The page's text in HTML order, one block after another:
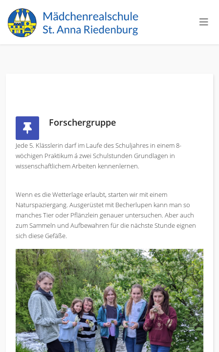
Forschergruppe
Jede 5. Klässlerin darf im Laufe des Schuljahres in einem 8-
wöchigen Praktikum á zwei Schulstunden Grundlagen in
wissenschaftlichem Arbeiten kennenlernen.
Wenn es die Wetterlage erlaubt, starten wir mit einem
Naturspaziergang. Ausgerüstet mit Becherlupen kann man so
manches Tier oder Pflänzlein genauer untersuchen. Aber auch
zum Sammeln und Aufbewahren für die nächste Stunde eignen
sich diese Gefäße.